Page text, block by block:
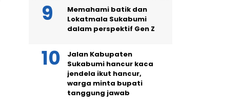
Memahami batik dan
Lokatmala Sukabumi
dalam perspektif Gen Z
Jalan Kabupaten
Sukabumi hancur kaca
jendela ikut hancur,
warga minta bupati
tanggung jawab